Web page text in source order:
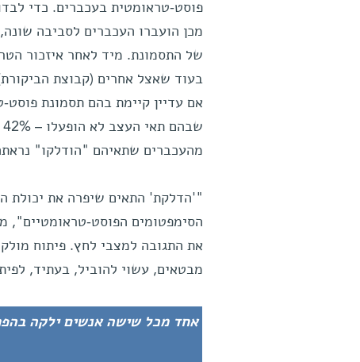
פוסט-טראומטית בעכברים. כדי
מכן הועברו העכברים לסביבה
של התסמונת. מיד לאחר איזכור
בעוד שאצל אחרים (קבוצת
אם עדיין קיימת בהם תסמונת
מהעכברים שתאיהם "הודלקו"
"'הדלקת' התאים שיפרה את יכולת
הסימפטומים הפוסט-טראומטיים",
את התגובה למצבי לחץ. פיתוח
מבטאים, עשוי להוביל, בעתיד,
אחד מכל שישה אנשים ילקה